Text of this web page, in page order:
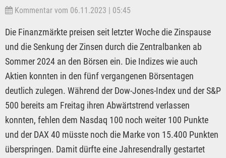
Kommentar vom 06.11.2023 | 05:45
Die Finanzmärkte preisen seit letzter Woche die Zinspause
und die Senkung der Zinsen durch die Zentralbanken ab
Sommer 2024 an den Börsen ein. Die Indizes wie auch
Aktien konnten in den fünf vergangenen Börsentagen
deutlich zulegen. Während der Dow-Jones-Index und der S&P
500 bereits am Freitag ihren Abwärtstrend verlassen
konnten, fehlen dem Nasdaq 100 noch weiter 100 Punkte
und der DAX 40 müsste noch die Marke von 15.400 Punkten
überspringen. Damit dürfte eine Jahresendrally gestartet